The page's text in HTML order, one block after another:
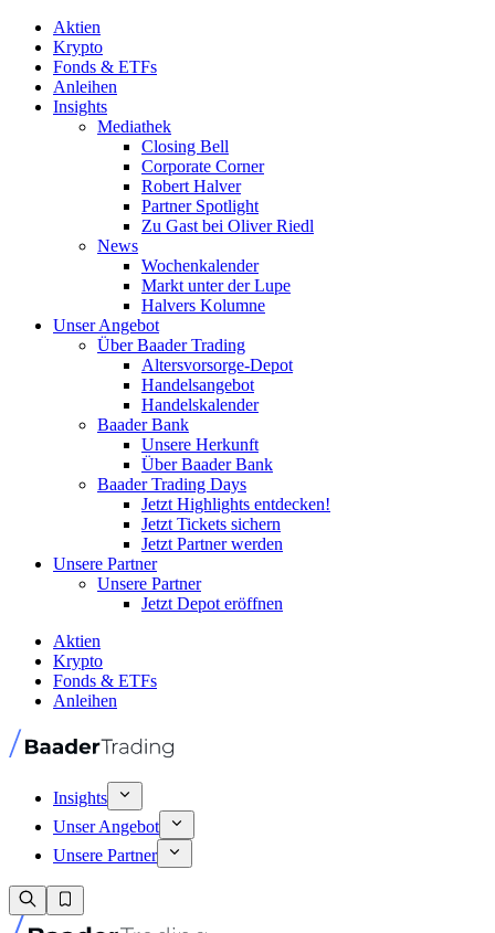
Aktien
Krypto
Fonds & ETFs
Anleihen
Insights
Mediathek
Closing Bell
Corporate Corner
Robert Halver
Partner Spotlight
Zu Gast bei Oliver Riedl
News
Wochenkalender
Markt unter der Lupe
Halvers Kolumne
Unser Angebot
Über Baader Trading
Altersvorsorge-Depot
Handelsangebot
Handelskalender
Baader Bank
Unsere Herkunft
Über Baader Bank
Baader Trading Days
Jetzt Highlights entdecken!
Jetzt Tickets sichern
Jetzt Partner werden
Unsere Partner
Unsere Partner
Jetzt Depot eröffnen
Aktien
Krypto
Fonds & ETFs
Anleihen
Insights
Unser Angebot
Unsere Partner